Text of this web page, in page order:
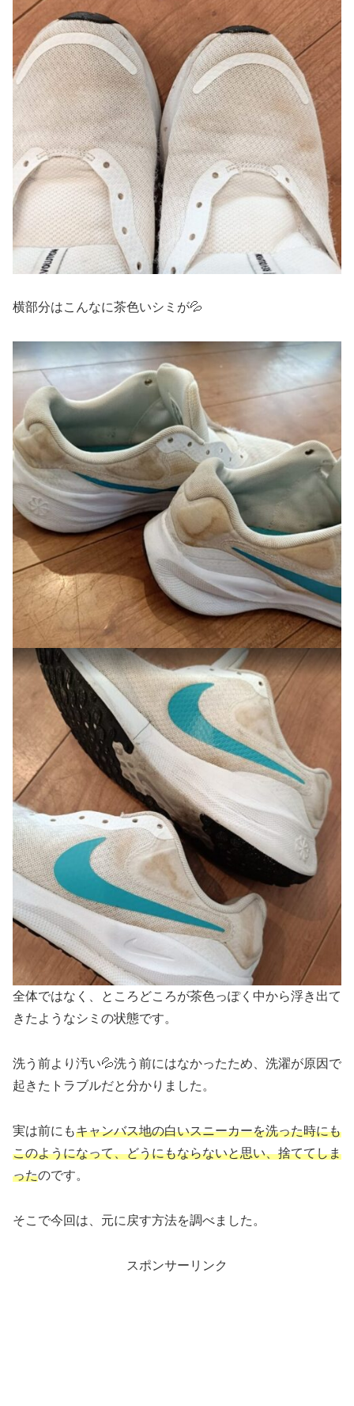
横部分はこんなに茶色いシミが💦
全体ではなく、ところどころが茶色っぽく中から浮き出て
きたようなシミの状態です。
洗う前より汚い💦洗う前にはなかったため、洗濯が原因で
起きたトラブルだと分かりました。
実は前にもキャンバス地の白いスニーカーを洗った時にも
このようになって、どうにもならないと思い、捨ててしま
ったのです。
そこで今回は、元に戻す方法を調べました。
スポンサーリンク